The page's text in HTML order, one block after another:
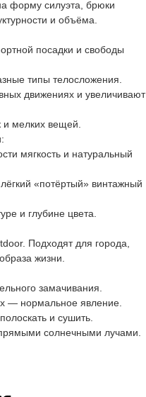
форму силуэта, брюки
и объёма.
посадки и свободы
типы телосложения.
движениях и увеличивают
мелких вещей.
мягкость и натуральный
«потёртый» винтажный
и глубине цвета.
Подходят для города,
жизни.
замачивания.
— нормальное явление.
и сушить.
солнечными лучами.